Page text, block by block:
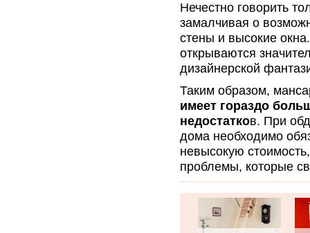
Нечестно говорить
замалчивая о
стены и высокие
открываются
дизайнерской
Таким образом,
имеет гораздо
недостатков. При
дома необходимо
невысокую
проблемы, которые